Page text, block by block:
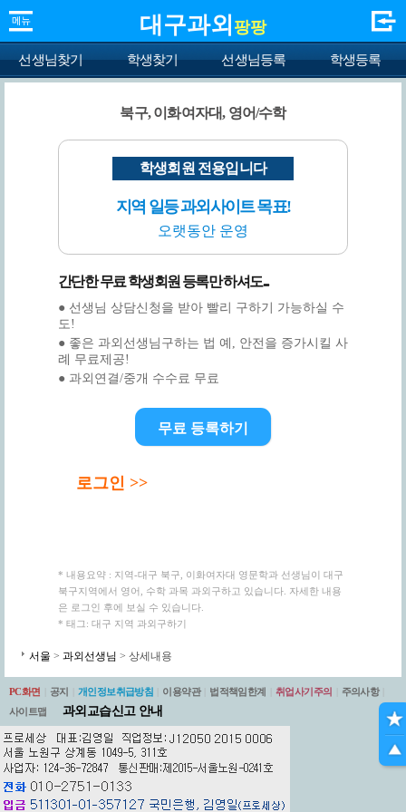
대구과외 팡팡
선생님찾기 학생찾기 선생님등록 학생등록
북구, 이화여자대, 영어/수학
학생회원 전용입니다
지역 일등 과외사이트 목표!
오랫동안 운영
간단한 무료 학생회원 등록만 하셔도...
● 선생님 상담신청을 받아 빨리 구하기 가능하실 수
도!
● 좋은 과외선생님구하는 법 예, 안전을 증가시킬 사
례 무료제공!
● 과외연결/중개 수수료 무료
무료 등록하기
로그인 >>
* 내용요약 : 지역-대구 북구, 이화여자대 영문학과 선생님이 대구
북구지역에서 영어, 수학 과목 과외구하고 있습니다. 자세한 내용
은 로그인 후에 보실 수 있습니다.
* 태그: 대구 지역 과외구하기
서울 > 과외선생님 > 상세내용
PC화면 공지 개인정보취급방침 이용약관 법적책임한계 취업사기주의 주의사항
사이트맵
과외교습신고 안내